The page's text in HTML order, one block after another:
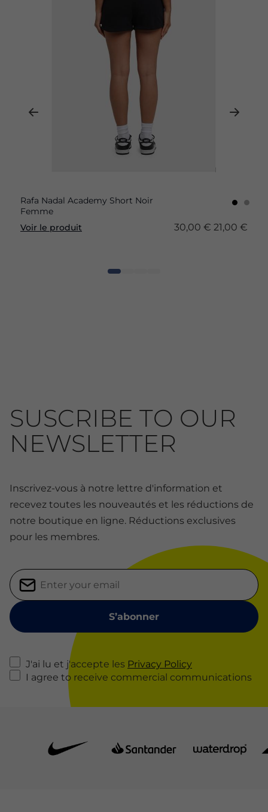
Rafa Nadal Academy Short Noir
Femme
Voir le produit
30,00 € 21,00 €
SUSCRIBE TO OUR
NEWSLETTER
Inscrivez-vous à notre lettre d'information et
recevez toutes les nouveautés et les réductions de
notre boutique en ligne. Réductions exclusives
pour les membres.
J'ai lu et j'accepte les Privacy Policy
I agree to receive commercial communications